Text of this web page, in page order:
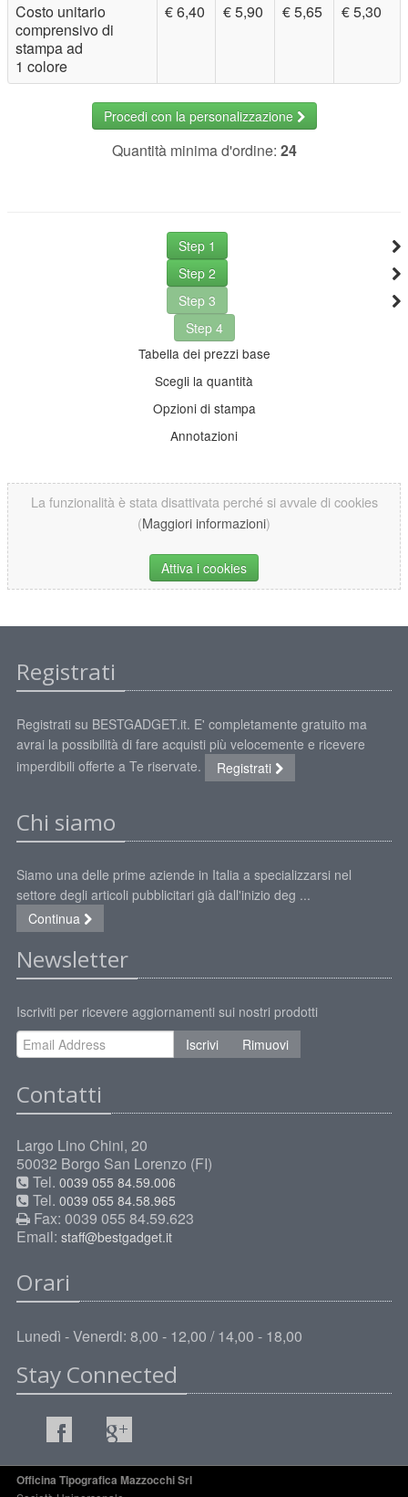
Costo unitario
comprensivo di
stampa ad
1 colore
€ 6,40 € 5,90 € 5,65 € 5,30
Procedi con la personalizzazione
Quantità minima d'ordine: 24
Step 1
Step 2
Step 3
Step 4
Tabella dei prezzi base
Scegli la quantità
Opzioni di stampa
Annotazioni
La funzionalità è stata disattivata perché si avvale di cookies
(Maggiori informazioni)
Attiva i cookies
Registrati
Registrati su BESTGADGET.it. E' completamente gratuito ma
avrai la possibilità di fare acquisti più velocemente e ricevere
imperdibili offerte a Te riservate.
Registrati
Chi siamo
Siamo una delle prime aziende in Italia a specializzarsi nel
settore degli articoli pubblicitari già dall'inizio deg ...
Continua
Newsletter
Iscriviti per ricevere aggiornamenti sui nostri prodotti
Iscrivi
Rimuovi
Contatti
Largo Lino Chini, 20
50032 Borgo San Lorenzo (FI)
Tel. 0039 055 84.59.006
Tel. 0039 055 84.58.965
Fax: 0039 055 84.59.623
Email: staff@bestgadget.it
Orari
Lunedì - Venerdi: 8,00 - 12,00 / 14,00 - 18,00
Stay Connected
Officina Tipografica Mazzocchi Srl